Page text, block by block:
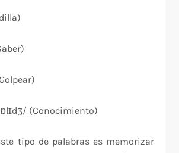
(Conocimiento)
tipo de palabras es memorizar